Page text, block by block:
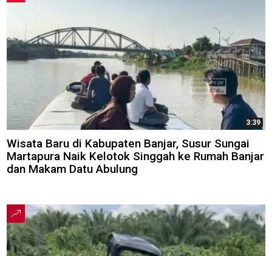
3:39
Wisata Baru di Kabupaten Banjar, Susur Sungai
Martapura Naik Kelotok Singgah ke Rumah Banjar
dan Makam Datu Abulung